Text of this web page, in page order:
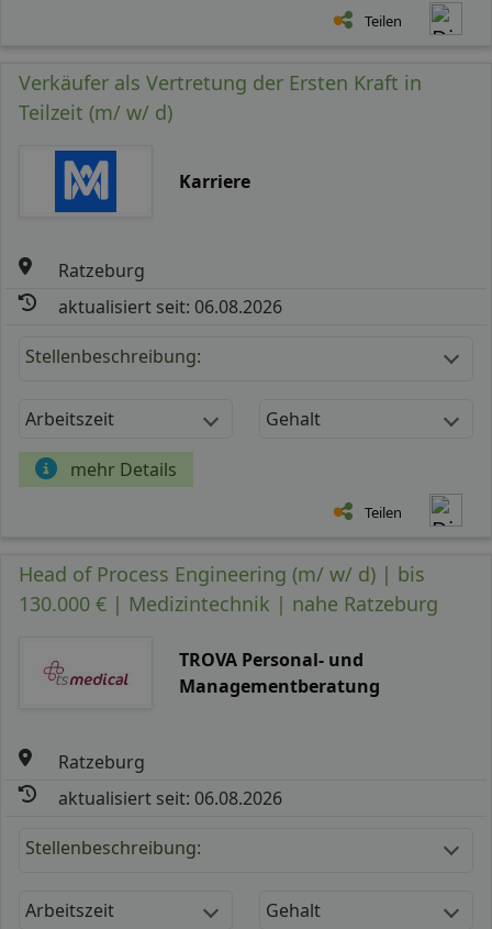
Teilen
Verkäufer als Vertretung der Ersten Kraft in
Teilzeit (m/ w/ d)
Karriere
Ratzeburg
aktualisiert seit: 06.08.2026
Stellenbeschreibung:
Arbeitszeit Gehalt
mehr Details
Teilen
Head of Process Engineering (m/ w/ d) | bis
130.000 € | Medizintechnik | nahe Ratzeburg
TROVA Personal- und
Managementberatung
Ratzeburg
aktualisiert seit: 06.08.2026
Stellenbeschreibung:
Arbeitszeit Gehalt